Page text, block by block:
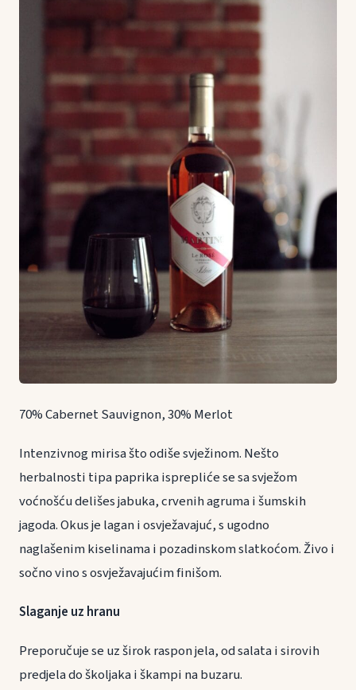
70% Cabernet Sauvignon, 30% Merlot
Intenzivnog mirisa što odiše svježinom. Nešto
herbalnosti tipa paprika isprepliće se sa svježom
voćnošću delišes jabuka, crvenih agruma i šumskih
jagoda. Okus je lagan i osvježavajuć, s ugodno
naglašenim kiselinama i pozadinskom slatkoćom. Živo i
sočno vino s osvježavajućim finišom.
Slaganje uz hranu
Preporučuje se uz širok raspon jela, od salata i sirovih
predjela do školjaka i škampi na buzaru.